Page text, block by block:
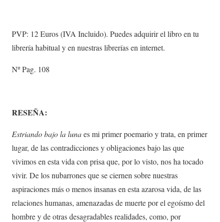
PVP: 12 Euros (IVA Incluido). Puedes adquirir el libro en tu
librería habitual y en nuestras librerías en internet.
Nº Pag. 108
RESEÑA:
Estriando bajo la lunaes mi primer poemario y trata, en primer
lugar, de las contradicciones y obligaciones bajo las que
vivimos en esta vida con prisa que, por lo visto, nos ha tocado
vivir. De los nubarrones que se ciernen sobre nuestras
aspiraciones más o menos insanas en esta azarosa vida, de las
relaciones humanas, amenazadas de muerte por el egoísmo del
hombre y de otras desagradables realidades, como, por